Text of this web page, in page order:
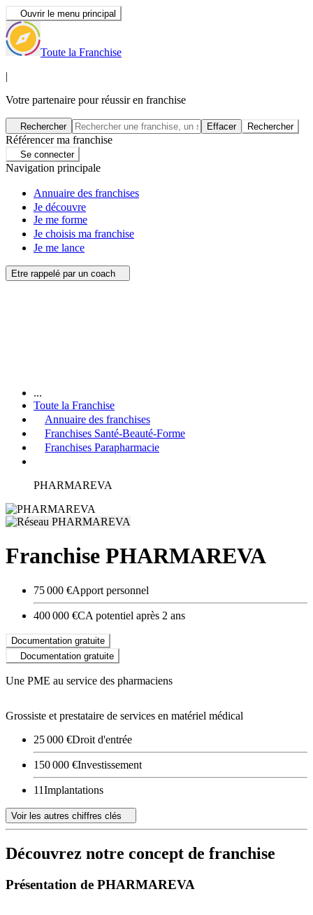
Ouvrir le menu principal
Toute la Franchise
|
Votre partenaire pour réussir en franchise
Rechercher Effacer Rechercher
Référencer ma franchise
Se connecter
Navigation principale
Annuaire des franchises
Je découvre
Je me forme
Je choisis ma franchise
Je me lance
Etre rappelé par un coach
...
Toute la Franchise
Annuaire des franchises
Franchises Santé-Beauté-Forme
Franchises Parapharmacie
PHARMAREVA
Franchise PHARMAREVA
75 000 €Apport personnel
400 000 €CA potentiel après 2 ans
Documentation gratuite
Documentation gratuite
Une PME au service des pharmaciens
Grossiste et prestataire de services en matériel médical
25 000 €Droit d'entrée
150 000 €Investissement
11Implantations
Voir les autres chiffres clés
Découvrez notre concept de franchise
Présentation de PHARMAREVA